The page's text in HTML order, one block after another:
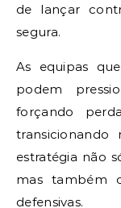
de lançar
segura.
As equipas
podem
forçando
transicionando
estratégia não
mas também
defensivas.